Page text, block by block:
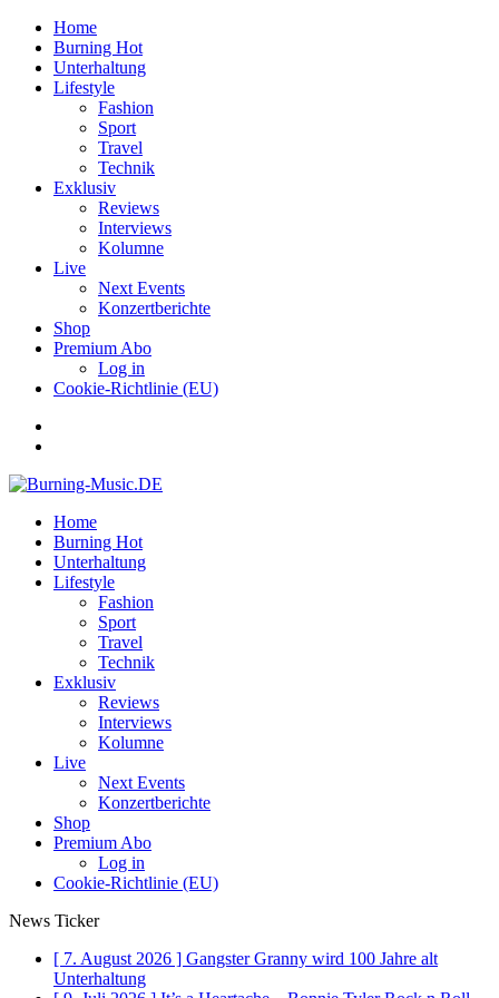
Home
Burning Hot
Unterhaltung
Lifestyle
Fashion
Sport
Travel
Technik
Exklusiv
Reviews
Interviews
Kolumne
Live
Next Events
Konzertberichte
Shop
Premium Abo
Log in
Cookie-Richtlinie (EU)
Home
Burning Hot
Unterhaltung
Lifestyle
Fashion
Sport
Travel
Technik
Exklusiv
Reviews
Interviews
Kolumne
Live
Next Events
Konzertberichte
Shop
Premium Abo
Log in
Cookie-Richtlinie (EU)
News Ticker
[ 7. August 2026 ] Gangster Granny wird 100 Jahre alt
Unterhaltung